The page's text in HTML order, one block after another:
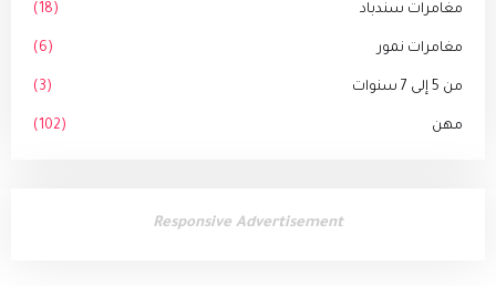
مغامرات سندباد (18)
مغامرات نمور (6)
من 5 إلى 7 سنوات (3)
مهن (102)
Responsive Advertisement